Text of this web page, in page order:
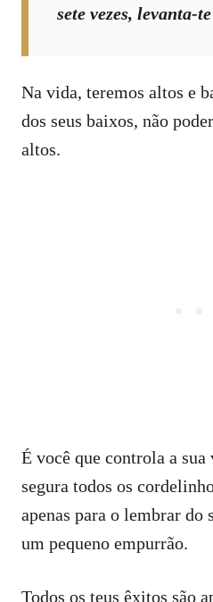
sete vezes, levanta-
Na vida, teremos altos e
dos seus baixos, não
altos.
É você que controla a sua
segura todos os
apenas para o lembrar do
um pequeno empurrão.
Todos os teus êxitos são